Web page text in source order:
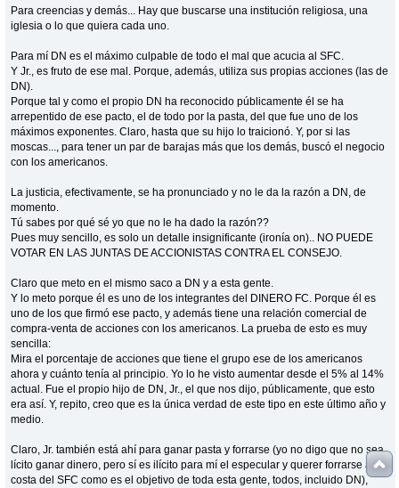
Para creencias y demás... Hay que buscarse una institución religiosa, una
iglesia o lo que quiera cada uno.
Para mí DN es el máximo culpable de todo el mal que acucia al SFC.
Y Jr., es fruto de ese mal. Porque, además, utiliza sus propias acciones (las de
DN).
Porque tal y como el propio DN ha reconocido públicamente él se ha
arrepentido de ese pacto, el de todo por la pasta, del que fue uno de los
máximos exponentes. Claro, hasta que su hijo lo traicionó. Y, por si las
moscas..., para tener un par de barajas más que los demás, buscó el negocio
con los americanos.
La justicia, efectivamente, se ha pronunciado y no le da la razón a DN, de
momento.
Tú sabes por qué sé yo que no le ha dado la razón??
Pues muy sencillo, es solo un detalle insignificante (ironía on).. NO PUEDE
VOTAR EN LAS JUNTAS DE ACCIONISTAS CONTRA EL CONSEJO.
Claro que meto en el mismo saco a DN y a esta gente.
Y lo meto porque él es uno de los integrantes del DINERO FC. Porque él es
uno de los que firmó ese pacto, y además tiene una relación comercial de
compra-venta de acciones con los americanos. La prueba de esto es muy
sencilla:
Mira el porcentaje de acciones que tiene el grupo ese de los americanos
ahora y cuánto tenía al principio. Yo lo he visto aumentar desde el 5% al 14%
actual. Fue el propio hijo de DN, Jr., el que nos dijo, públicamente, que esto
era así. Y, repito, creo que es la única verdad de este tipo en este último año y
medio.
Claro, Jr. también está ahí para ganar pasta y forrarse (yo no digo que no sea
lícito ganar dinero, pero sí es ilícito para mí el especular y querer forrarse a
costa del SFC como es el objetivo de toda esta gente, todos, incluido DN),